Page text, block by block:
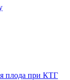
плода при КТГ